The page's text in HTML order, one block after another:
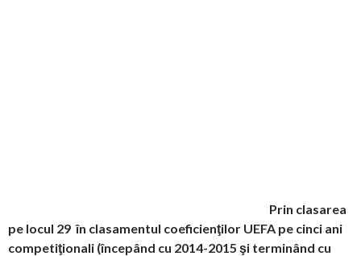
Prin clasarea
pe locul 29 în clasamentul coeficienţilor UEFA pe cinci ani
competiţionali (începând cu 2014-2015 şi terminând cu